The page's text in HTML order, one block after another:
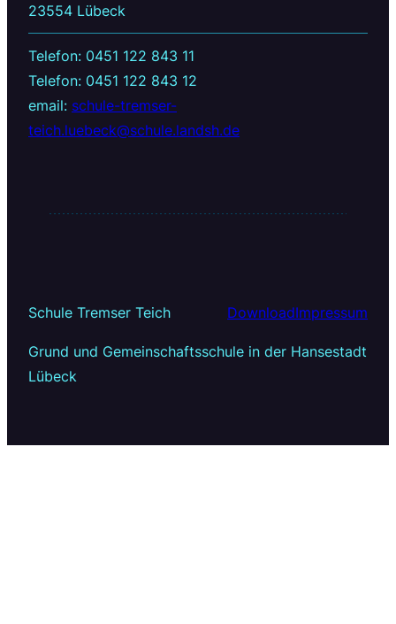
23554 Lübeck
Telefon: 0451 122 843 11
Telefon: 0451 122 843 12
email: schule-tremser-
teich.luebeck@schule.landsh.de
Schule Tremser Teich DownloadImpressum
Grund und Gemeinschaftsschule in der Hansestadt
Lübeck